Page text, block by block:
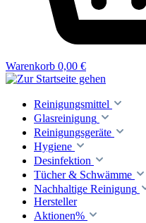
Warenkorb 0,00 €
Reinigungsmittel
Glasreinigung
Reinigungsgeräte
Hygiene
Desinfektion
Tücher & Schwämme
Nachhaltige Reinigung
Hersteller
Aktionen%